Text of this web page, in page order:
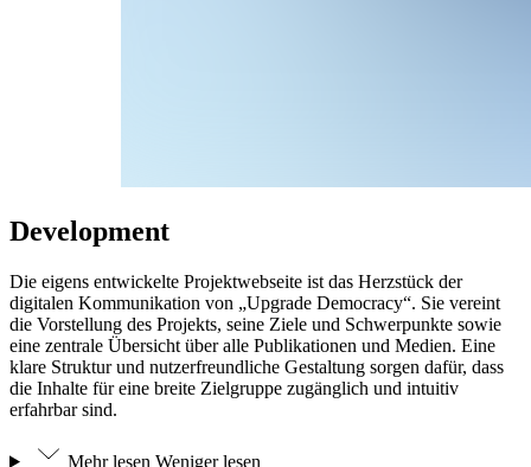
Development
Die eigens entwickelte Projektwebseite ist das Herzstück der
digitalen Kommunikation von „Upgrade Democracy“. Sie vereint
die Vorstellung des Projekts, seine Ziele und Schwerpunkte sowie
eine zentrale Übersicht über alle Publikationen und Medien. Eine
klare Struktur und nutzerfreundliche Gestaltung sorgen dafür, dass
die Inhalte für eine breite Zielgruppe zugänglich und intuitiv
erfahrbar sind.
Mehr lesen Weniger lesen